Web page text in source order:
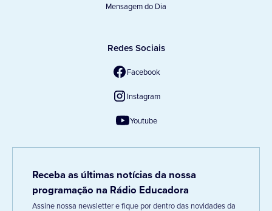
Mensagem do Dia
Redes Sociais
Facebook
Instagram
Youtube
Receba as últimas notícias da nossa
programação na Rádio Educadora
Assine nossa newsletter e fique por dentro das novidades da